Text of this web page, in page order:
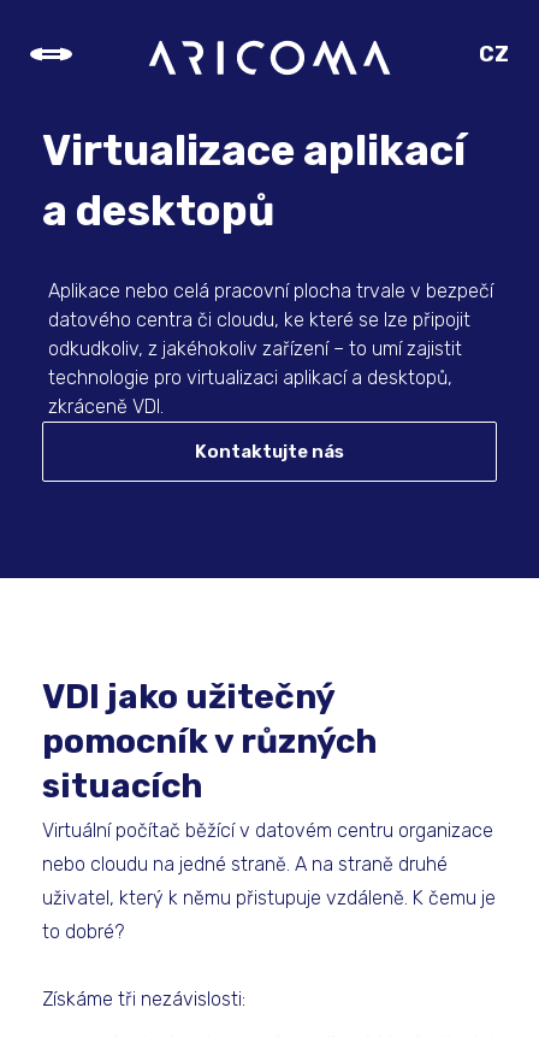
CZ
Virtualizace aplikací
a desktopů
Aplikace nebo celá pracovní plocha trvale v bezpečí
datového centra či cloudu, ke které se lze připojit
odkudkoliv, z jakéhokoliv zařízení – to umí zajistit
technologie pro virtualizaci aplikací a desktopů,
zkráceně VDI.
Kontaktujte nás
VDI jako užitečný
pomocník v různých
situacích
Virtuální počítač běžící v datovém centru organizace
nebo cloudu na jedné straně. A na straně druhé
uživatel, který k němu přistupuje vzdáleně. K čemu je
to dobré?
Získáme tři nezávislosti: